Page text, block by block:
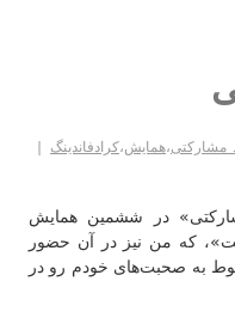
مشارکتی،همایش،کرادفاندینگ
در ششمین همایش
که من نیز در آن حضور
به صحبت‌های خودم رو در